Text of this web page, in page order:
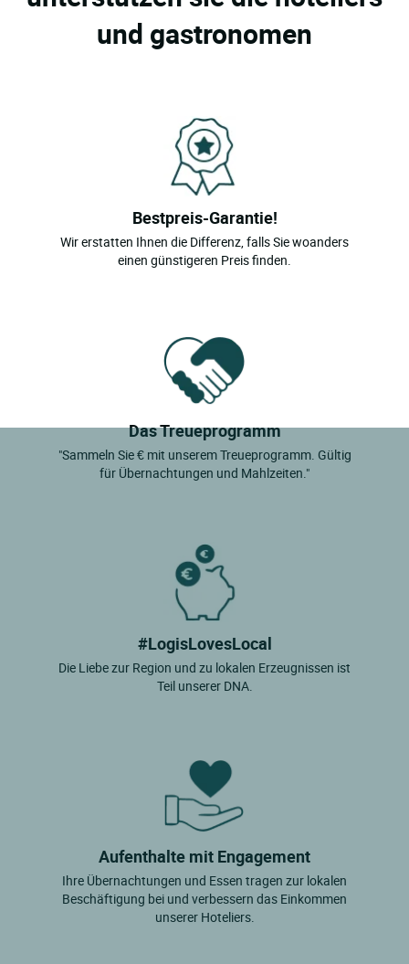
und gastronomen
Bestpreis-Garantie!
Wir erstatten Ihnen die Differenz, falls Sie woanders
einen günstigeren Preis finden.
Das Treueprogramm
"Sammeln Sie € mit unserem Treueprogramm. Gültig
für Übernachtungen und Mahlzeiten."
#LogisLovesLocal
Die Liebe zur Region und zu lokalen Erzeugnissen ist
Teil unserer DNA.
Aufenthalte mit Engagement
Ihre Übernachtungen und Essen tragen zur lokalen
Beschäftigung bei und verbessern das Einkommen
unserer Hoteliers.